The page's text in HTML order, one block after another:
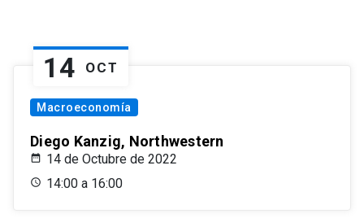
14 OCT
Macroeconomía
Diego Kanzig, Northwestern
14 de Octubre de 2022
14:00 a 16:00